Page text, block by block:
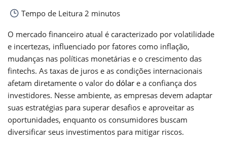
Tempo de Leitura 2 minutos
O mercado financeiro atual é caracterizado por volatilidade
e incertezas, influenciado por fatores como inflação,
mudanças nas políticas monetárias e o crescimento das
fintechs. As taxas de juros e as condições internacionais
afetam diretamente o valor do dólar e a confiança dos
investidores. Nesse ambiente, as empresas devem adaptar
suas estratégias para superar desafios e aproveitar as
oportunidades, enquanto os consumidores buscam
diversificar seus investimentos para mitigar riscos.